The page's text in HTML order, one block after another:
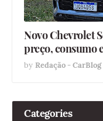
Novo Chevrolet
preço, consumo
by Redação - CarBlog
Categories